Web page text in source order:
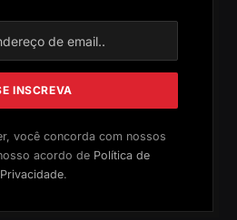
você concorda com nossos
acordo de Política de
Privacidade.